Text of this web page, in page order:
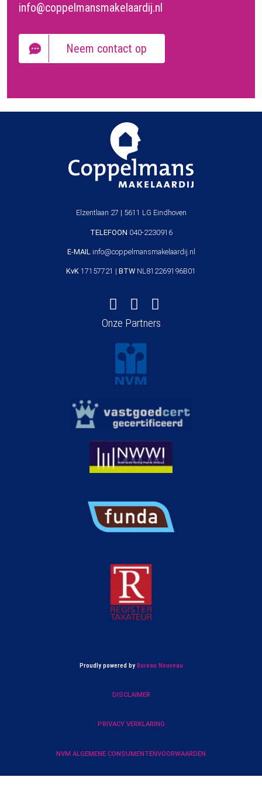
info@coppelmansmakelaardij.nl
Neem contact op
Elzentlaan 27 | 5611 LG Eindhoven
TELEFOON 040-2230916
E-MAIL info@coppelmansmakelaardij.nl
KvK 17157721 | BTW NL812269196B01
Onze Partners
Proudly powered by Bureau Nouveau
DISCLAIMER
PRIVACY VERKLARING
NVM ALGEMENE CONSUMENTENVOORWAARDEN